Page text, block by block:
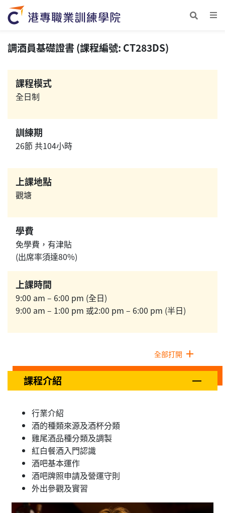
調酒員基礎證書 (課程編號: CT283DS)
課程模式
全日制
訓練期
26節 共104小時
上課地點
觀塘
學費
免學費，有津貼
(出席率須達80%)
上課時間
9:00 am – 6:00 pm (全日)
9:00 am – 1:00 pm 或2:00 pm – 6:00 pm (半日)
全部打開
課程介紹
行業介紹
酒的種類來源及酒杯分類
雞尾酒品種分類及調製
紅白餐酒入門認識
酒吧基本運作
酒吧牌照申請及營運守則
外出參觀及實習